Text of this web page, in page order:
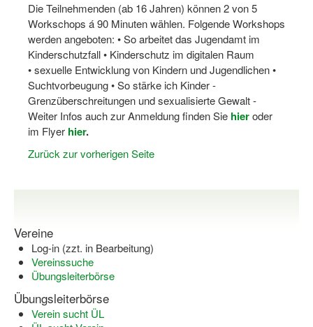
Mini-Sportabzeichen
Sportgutschein 4.0
SportartCheck
Sport im Ganztag
Sport vor Ort
Integration durch Sport
Bewegt ÄLTER werden in NRW!
Bewegt GESUND bleiben in NRW!
Aktionen zu "Bewegt Älter werden" / "Bewegt gesund
Die Teilnehmenden (ab 16 Jahren) können 2 von 5
Workschops á 90 Minuten wählen. Folgende Workshops
werden angeboten: • So arbeitet das Jugendamt im
Kinderschutzfall • Kinderschutz im digitalen Raum
• sexuelle Entwicklung von Kindern und Jugendlichen •
Suchtvorbeugung • So stärke ich Kinder -
Grenzüberschreitungen und sexualisierte Gewalt -
Weiter Infos auch zur Anmeldung finden Sie hieroder
im Flyer hier.
Zurück zur vorherigen Seite
Vereine
Log-in (zzt. in Bearbeitung)
Vereinssuche
Übungsleiterbörse
Übungsleiterbörse
Verein sucht ÜL